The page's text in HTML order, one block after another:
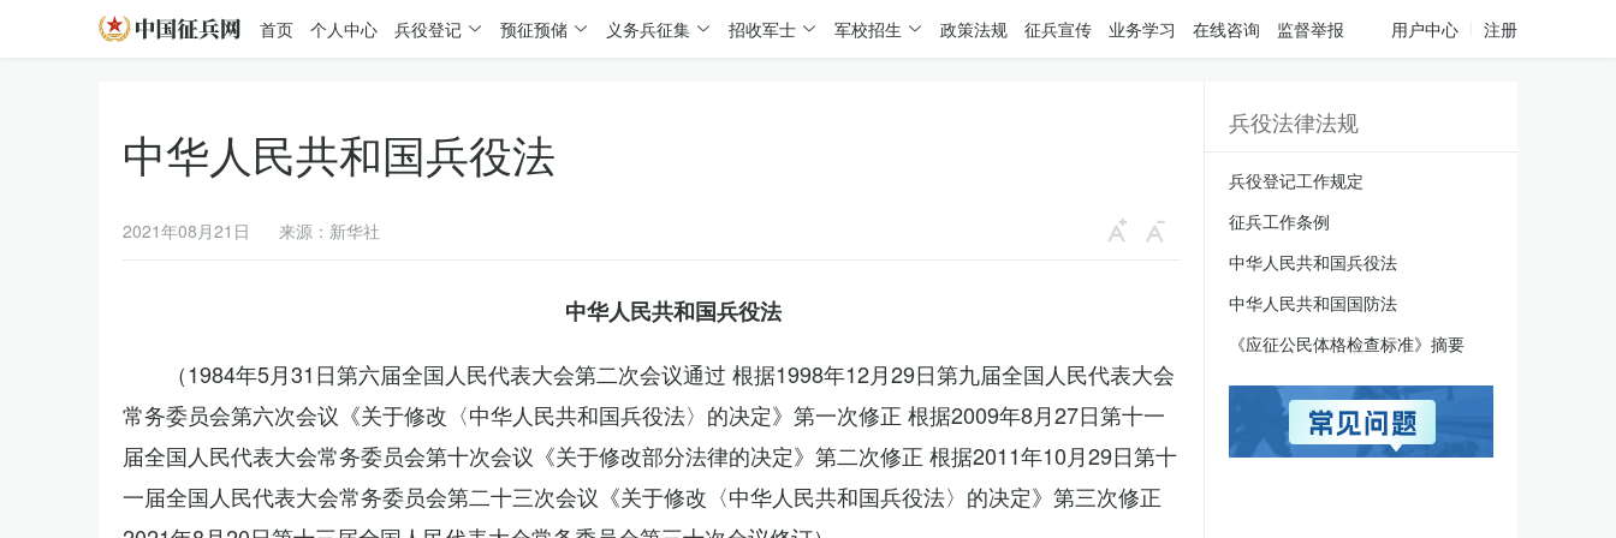
首页 个人中心 兵役登记 预征预储 义务兵征集 招收军士 军校招生 政策法规 征兵宣传 业务学习 在线咨询 监督举报 用户中心 注册
中华人民共和国兵役法
2021年08月21日 来源：新华社
中华人民共和国兵役法
（1984年5月31日第六届全国人民代表大会第二次会议通过 根据1998年12月29日第九届全国人民代表大会
常务委员会第六次会议《关于修改〈中华人民共和国兵役法〉的决定》第一次修正 根据2009年8月27日第十一
届全国人民代表大会常务委员会第十次会议《关于修改部分法律的决定》第二次修正 根据2011年10月29日第十
一届全国人民代表大会常务委员会第二十三次会议《关于修改〈中华人民共和国兵役法〉的决定》第三次修正
兵役法律法规
兵役登记工作规定
征兵工作条例
中华人民共和国兵役法
中华人民共和国国防法
《应征公民体格检查标准》摘要